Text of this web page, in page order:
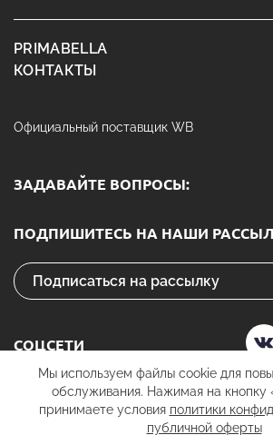
PRIMABELLA
КОНТАКТЫ
Официальный поставщик WB
ЗАДАВАЙТЕ ВОПРОСЫ:
ПОДПИШИТЕСЬ НА НАШИ
СОЦСЕТИ
Мы используем файлы cookie для
обслуживания. Нажимая на кнопку
принимаете условия политики
публичной оферты